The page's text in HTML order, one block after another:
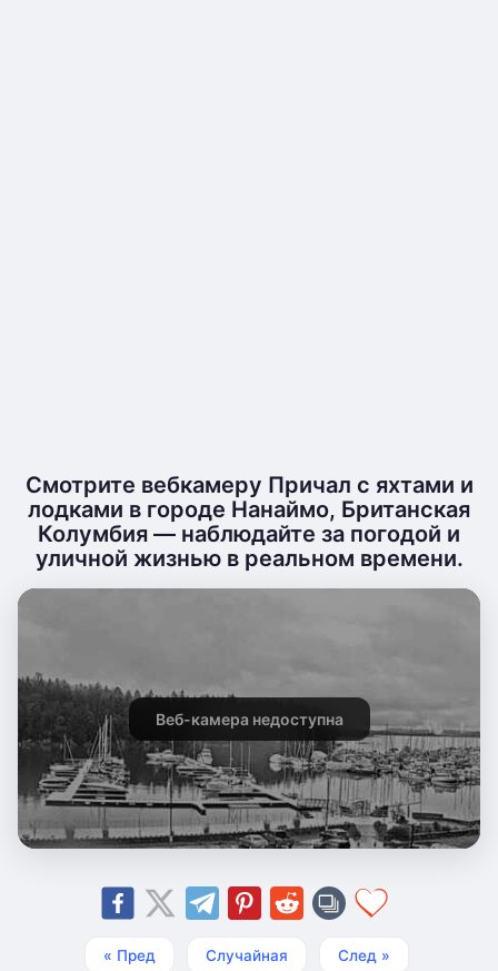
Смотрите вебкамеру Причал с яхтами и
лодками в городе Нанаймо, Британская
Колумбия — наблюдайте за погодой и
уличной жизнью в реальном времени.
Веб-камера недоступна
« Пред Случайная След »